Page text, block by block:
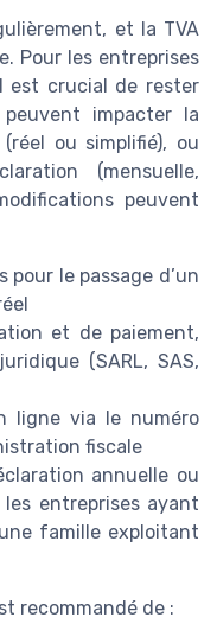
et la TVA
Pour les entreprises
est crucial de rester
impacter la
ou simplifié), ou
(mensuelle,
peuvent
pour le passage d’un
et de paiement,
(SARL, SAS,
ligne via le numéro
fiscale
annuelle ou
entreprises ayant
famille exploitant
recommandé de :